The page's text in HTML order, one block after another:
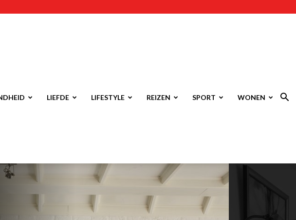
LIEFDE LIFESTYLE REIZEN SPORT WONEN